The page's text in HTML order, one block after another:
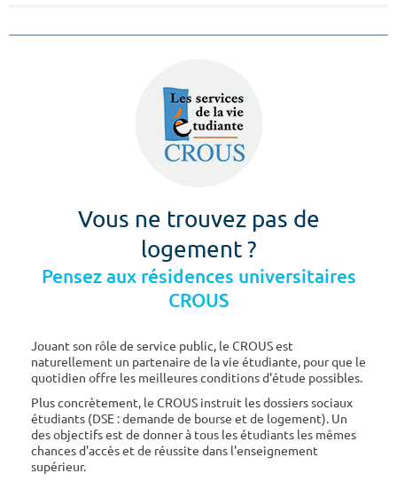
Vous ne trouvez pas de
logement ?
Pensez aux résidences universitaires
CROUS
Jouant son rôle de service public, le CROUS est
naturellement un partenaire de la vie étudiante, pour que le
quotidien offre les meilleures conditions d'étude possibles.
Plus concrètement, le CROUS instruit les dossiers sociaux
étudiants (DSE : demande de bourse et de logement). Un
des objectifs est de donner à tous les étudiants les mêmes
chances d'accès et de réussite dans l'enseignement
supérieur.